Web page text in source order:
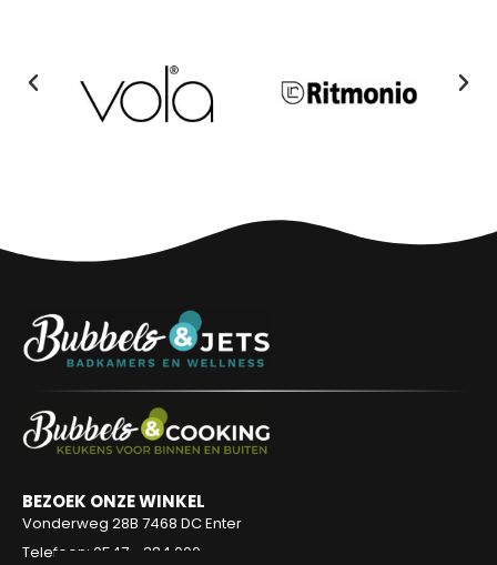
BEZOEK ONZE WINKEL
Vonderweg 28B 7468 DC Enter
Telefoon: 0547 - 384 000